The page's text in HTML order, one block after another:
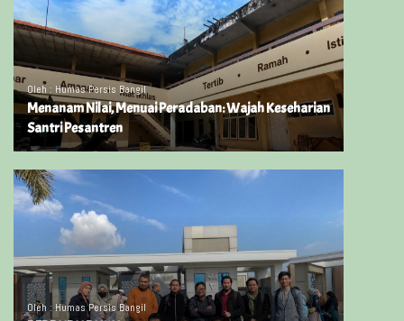
Oleh : Humas Persis Bangil
Menanam Nilai, Menuai Peradaban: Wajah Keseharian
Santri Pesantren
Oleh : Humas Persis Bangil